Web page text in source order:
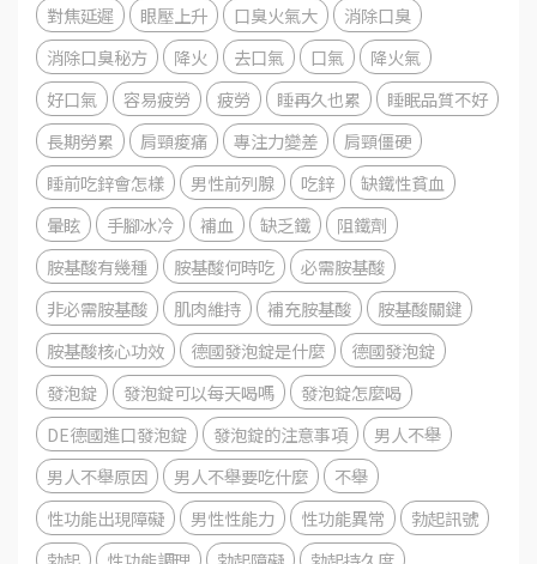
對焦延遲
眼壓上升 口臭火氣大
消除口臭
消除口臭秘方
降火 去口氣 口氣
降火氣
好口氣
容易疲勞 疲勞 睡再久也累
睡眠品質不好
長期勞累
肩頸痠痛 專注力變差
肩頸僵硬
睡前吃鋅會怎樣
男性前列腺 吃鋅
缺鐵性貧血
暈眩
手腳冰冷 補血 缺乏鐵
阻鐵劑
胺基酸有幾種
胺基酸何時吃
必需胺基酸
非必需胺基酸
肌肉維持 補充胺基酸
胺基酸關鍵
胺基酸核心功效
德國發泡錠是什麼
德國發泡錠
發泡錠
發泡錠可以每天喝嗎
發泡錠怎麼喝
DE德國進口發泡錠
發泡錠的注意事項
男人不舉
男人不舉原因
男人不舉要吃什麼
不舉
性功能出現障礙
男性性能力 性功能異常
勃起訊號